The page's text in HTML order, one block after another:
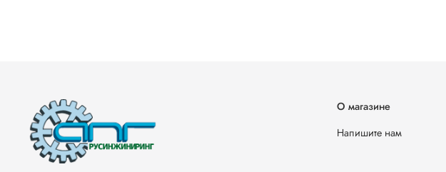
О магазине
Напишите нам